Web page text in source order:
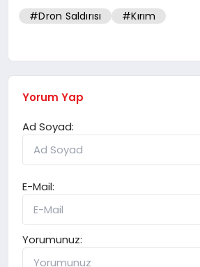
#Dron Saldırısı #Kırım
Yorum Yap
Ad Soyad:
E-Mail:
Yorumunuz: